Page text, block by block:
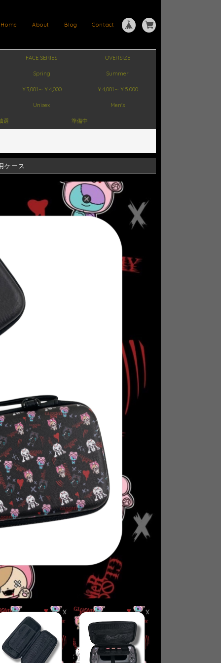
Contact
Blog
About
Home
FACE SERIES OVERSIZE
Spring Summer
￥3,001～￥4,000 ￥4,001～￥5,000
Unisex Men's
選 準備中
ケース